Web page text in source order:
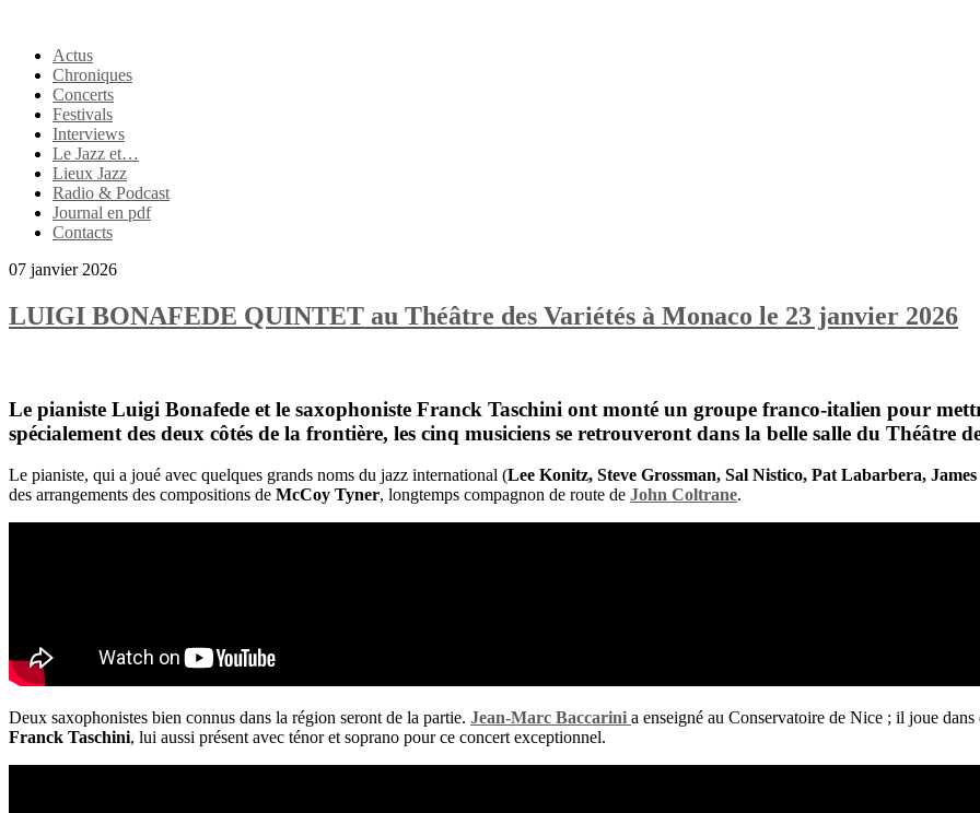
Actus
Chroniques
Concerts
Festivals
Interviews
Le Jazz et…
Lieux Jazz
Radio & Podcast
Journal en pdf
Contacts
07 janvier 2026
LUIGI BONAFEDE QUINTET au Théâtre des Variétés à Monaco le 23 janvier 2026
Le pianiste Luigi Bonafede et le saxophoniste Franck Taschini ont monté un groupe franco-italien pour
spécialement des deux côtés de la frontière, les cinq musiciens se retrouveront dans la belle salle du Théâtre
Le pianiste, qui a joué avec quelques grands noms du jazz international (Lee Konitz, Steve Grossman, Sal Nistico, Pat Labarbera,
des arrangements des compositions de McCoy Tyner, longtemps compagnon de route de John Coltrane.
Deux saxophonistes bien connus dans la région seront de la partie. Jean-Marc Baccarini a enseigné au Conservatoire de Nice ; il joue
Franck Taschini, lui aussi présent avec ténor et soprano pour ce concert exceptionnel.